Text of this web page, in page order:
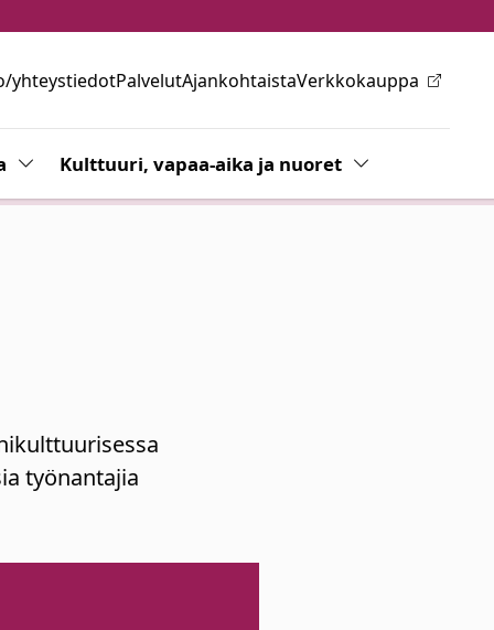
yhteystiedotPalvelutAjankohtaistaVerkkokauppa
Vaihda alasvetovalikkoa
Kulttuuri, vapaa-aika ja nuoret Vaihda
työnantajia